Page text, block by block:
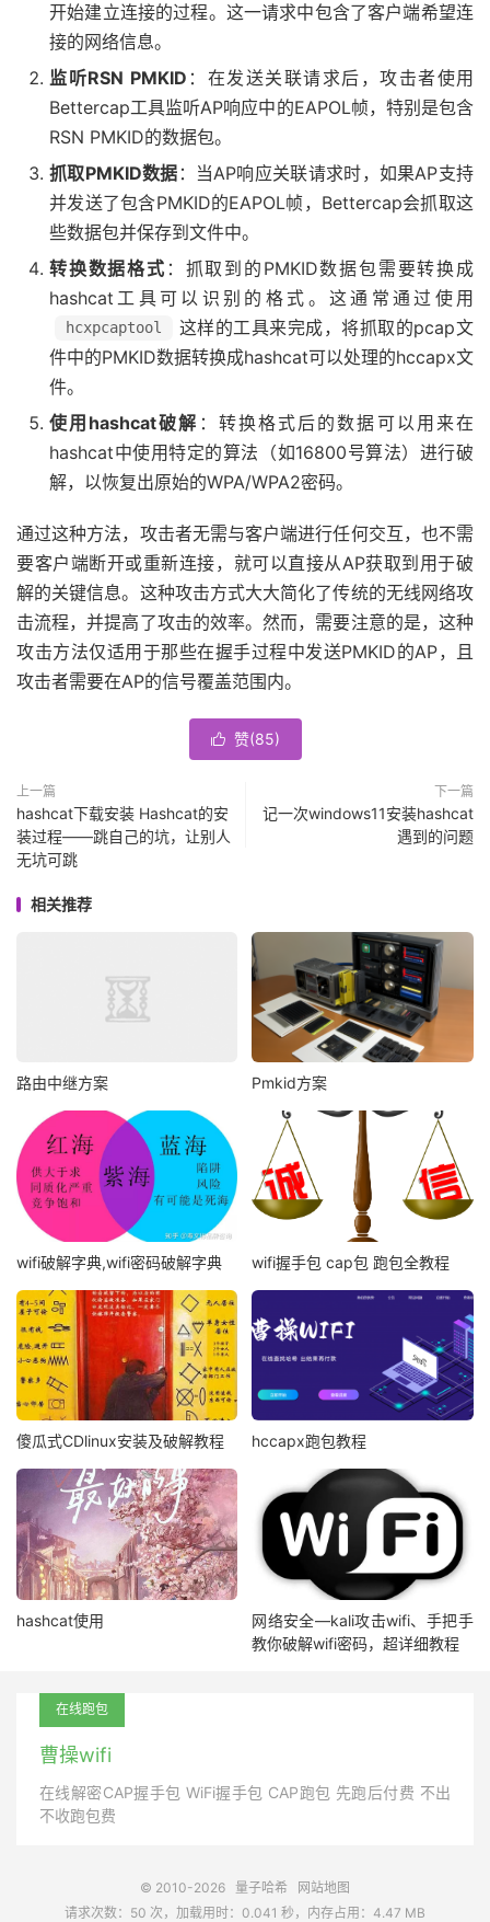
开始建立连接的过程。这一请求中包含了客户端希望连
接的网络信息。
监听RSN PMKID ：在发送关联请求后，攻击者使用
Bettercap工具监听AP响应中的EAPOL帧，特别是包含
RSN PMKID的数据包。
抓取PMKID数据 ：当AP响应关联请求时，如果AP支持
并发送了包含PMKID的EAPOL帧，Bettercap会抓取这
些数据包并保存到文件中。
转换数据格式 ：抓取到的PMKID数据包需要转换成
hashcat工具可以识别的格式。这通常通过使用
hcxpcaptool
这样的工具来完成，将抓取的pcap文
件中的PMKID数据转换成hashcat可以处理的hccapx文
件。
使用hashcat破解 ：转换格式后的数据可以用来在
hashcat中使用特定的算法（如16800号算法）进行破
解，以恢复出原始的WPA/WPA2密码。
通过这种方法，攻击者无需与客户端进行任何交互，也不需
要客户端断开或重新连接，就可以直接从AP获取到用于破
解的关键信息。这种攻击方式大大简化了传统的无线网络攻
击流程，并提高了攻击的效率。然而，需要注意的是，这种
攻击方法仅适用于那些在握手过程中发送PMKID的AP，且
攻击者需要在AP的信号覆盖范围内。
 赞(85)
上一篇
hashcat下载安装 Hashcat的安
装过程——跳自己的坑，让别人
无坑可跳
下一篇
记一次windows11安装hashcat
遇到的问题
相关推荐
路由中继方案 Pmkid方案
wifi破解字典,wifi密码破解字典 wifi握手包 cap包 跑包全教程
傻瓜式CDlinux安装及破解教程 hccapx跑包教程
hashcat使用
网络安全—kali攻击wifi、手把手
教你破解wifi密码，超详细教程
在线跑包
曹操wifi
在线解密CAP握手包 WiFi握手包 CAP跑包 先跑后付费 不出
不收跑包费
© 2010-2026 量子哈希
网站地图
请求次数：50 次，加载用时：0.041 秒，内存占用：4.47 MB